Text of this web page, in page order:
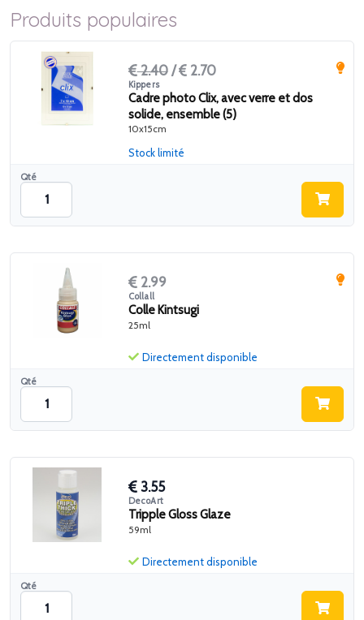
Produits populaires
2.40 / 2.70
Kippers
Cadre photo Clix, avec verre et dos
solide, ensemble (5)
10x15cm
Qté
Stock limité
2.99
Collall
Colle Kintsugi
25ml
Qté
Directement disponible
3.55
DecoArt
Tripple Gloss Glaze
59ml
Qté
Directement disponible